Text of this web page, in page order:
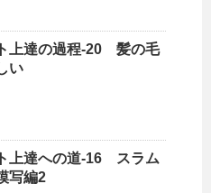
上達の過程-20 髪の毛
い
上達への道-16 スラム
写編2